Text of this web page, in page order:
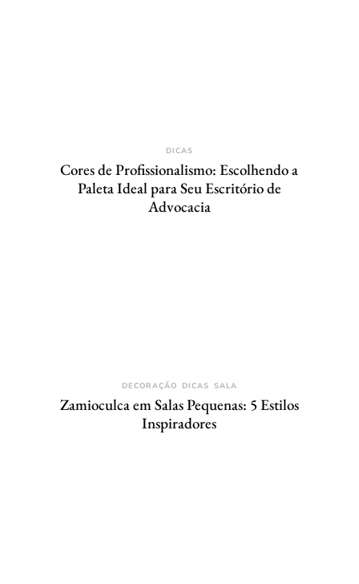
DICAS
Cores de Profissionalismo: Escolhendo a
Paleta Ideal para Seu Escritório de
Advocacia
DECORAÇÃO DICAS SALA
Zamioculca em Salas Pequenas: 5 Estilos
Inspiradores